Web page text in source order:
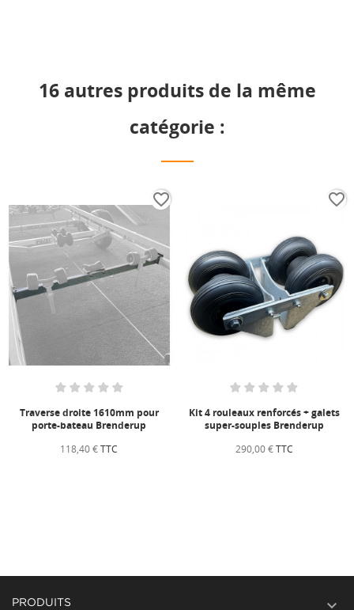
16 autres produits de la même
catégorie :
Traverse droite 1610mm pour
porte-bateau Brenderup
118,40 €TTC
favorite_border
Kit 4 rouleaux renforcés + galets
super-souples Brenderup
290,00 €TTC
favorite_border
PRODUITS 